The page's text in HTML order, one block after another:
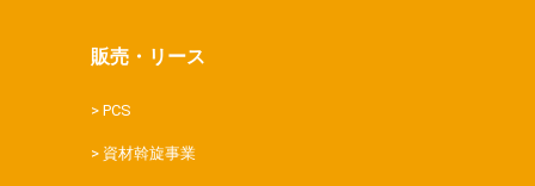
販売・リース
PCS
資材斡旋事業